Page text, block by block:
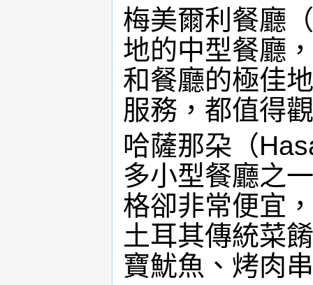
梅美爾利餐廳
地的中型餐廳
和餐廳的極佳
服務，都值得
哈薩那朶（
多小型餐廳之
格卻非常便宜
土耳其傳統菜
寶魷魚、烤肉